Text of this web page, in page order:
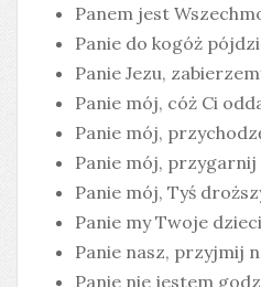
Panem jest
Panie do kogóż
Panie Jezu,
Panie mój, cóż Ci
Panie mój,
Panie mój, przygarnij
Panie mój, Tyś
Panie my Twoje dzieci
Panie nasz, przyjmij
Panie nie jestem